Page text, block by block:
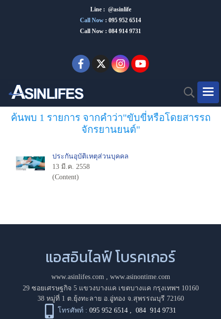
Line : @asinlife
Call Now : 095 952 6514
Call Now : 084 914 9731
ค้นพบ 1 รายการ จากคำว่า"ขับขี่หรือโดยสารรถ
จักรยานยนต์"
ประกันอุบัติเหตุส่วนบุคคล
13 มี.ค. 2558
(Content)
แอสอินไลฟ์ โบรคเกอร์
www.asinlifes.com, www.asinontime.com
29 ซอยเศรษฐกิจ 5 แขวงบางแค เขตบางแค กรุงเทพฯ 10160
38 หมู่ที่ 1 ต.ยุ้งทะลาย อ.อู่ทอง จ.สุพรรณบุรี 72160
โทรศัพท์ : 095 952 6514 ,084 914 9731